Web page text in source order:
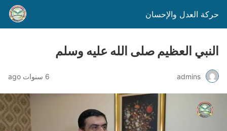
حركة العدل والإحسان
النبي العظيم صلى الله عليه وسلم
admins 6 سنوات ago